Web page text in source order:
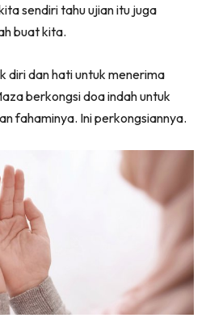
sendiri tahu ujian itu juga
buat kita.
diri dan hati untuk menerima
berkongsi doa indah untuk
fahaminya. Ini perkongsiannya.